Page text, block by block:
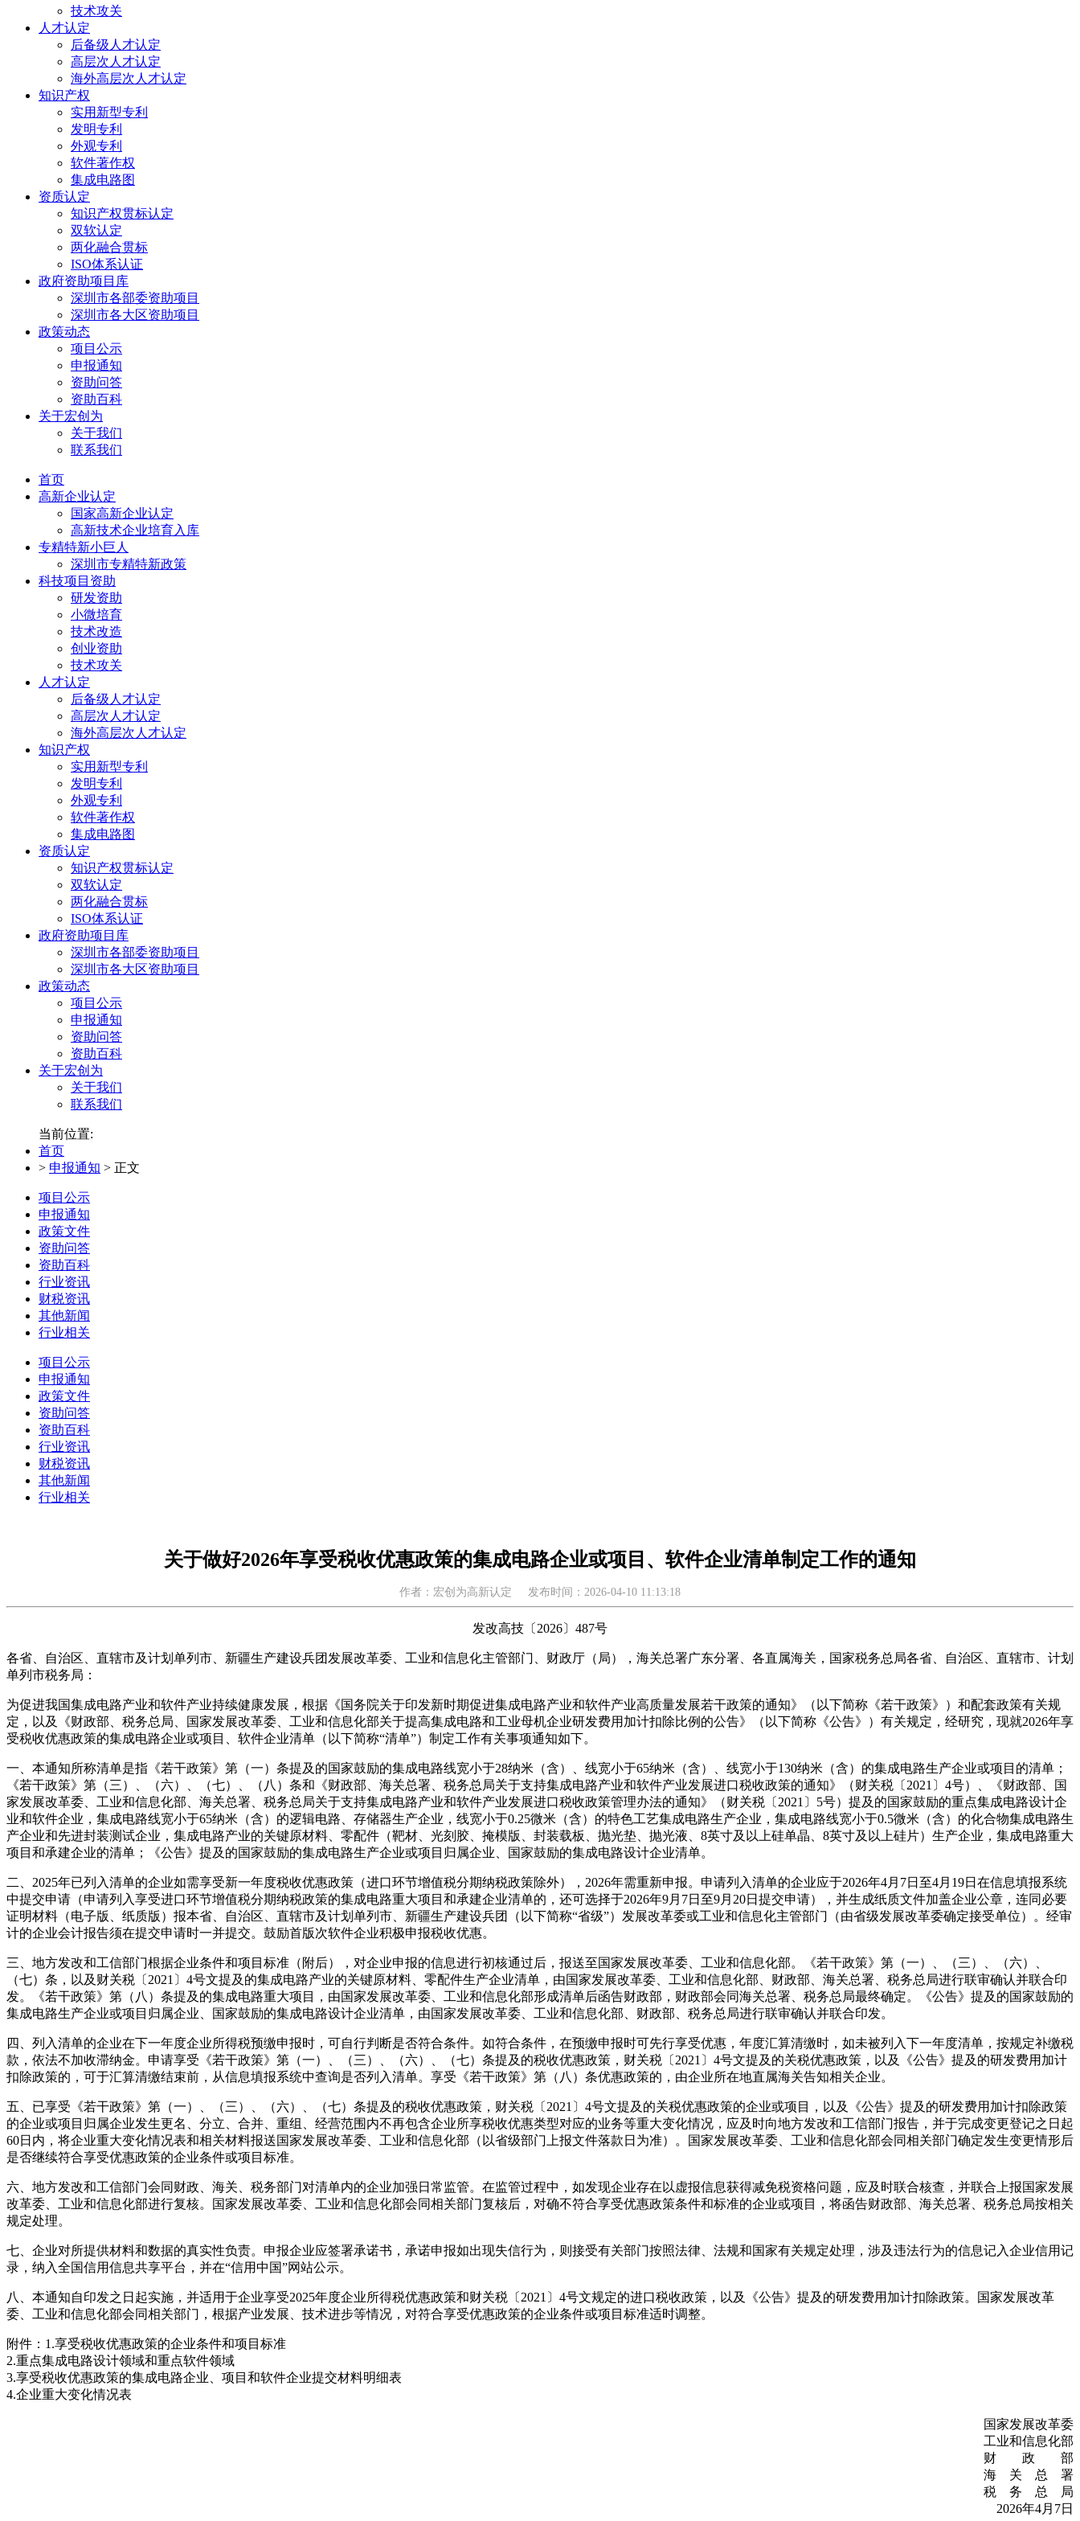
技术攻关
人才认定
后备级人才认定
高层次人才认定
海外高层次人才认定
知识产权
实用新型专利
发明专利
外观专利
软件著作权
集成电路图
资质认定
知识产权贯标认定
双软认定
两化融合贯标
ISO体系认证
政府资助项目库
深圳市各部委资助项目
深圳市各大区资助项目
政策动态
项目公示
申报通知
资助问答
资助百科
关于宏创为
关于我们
联系我们
首页
高新企业认定
国家高新企业认定
高新技术企业培育入库
专精特新小巨人
深圳市专精特新政策
科技项目资助
研发资助
小微培育
技术改造
创业资助
技术攻关
人才认定
后备级人才认定
高层次人才认定
海外高层次人才认定
知识产权
实用新型专利
发明专利
外观专利
软件著作权
集成电路图
资质认定
知识产权贯标认定
双软认定
两化融合贯标
ISO体系认证
政府资助项目库
深圳市各部委资助项目
深圳市各大区资助项目
政策动态
项目公示
申报通知
资助问答
资助百科
关于宏创为
关于我们
联系我们
当前位置:
首页
> 申报通知 > 正文
项目公示
申报通知
政策文件
资助问答
资助百科
行业资讯
财税资讯
其他新闻
行业相关
项目公示
申报通知
政策文件
资助问答
资助百科
行业资讯
财税资讯
其他新闻
行业相关
关于做好2026年享受税收优惠政策的集成电路企业或项目、软件企业清单制定工作的通知
作者：宏创为高新认定 发布时间：2026-04-10 11:13:18
发改高技〔2026〕487号
各省、自治区、直辖市及计划单列市、新疆生产建设兵团发展改革委、工业和信息化主管部门、财政厅（局），海关总署广东分署、各直属海关，国家税务总局各省、自治区、直辖市、计划
单列市税务局：
为促进我国集成电路产业和软件产业持续健康发展，根据《国务院关于印发新时期促进集成电路产业和软件产业高质量发展若干政策的通知》（以下简称《若干政策》）和配套政策有关规
定，以及《财政部、税务总局、国家发展改革委、工业和信息化部关于提高集成电路和工业母机企业研发费用加计扣除比例的公告》（以下简称《公告》）有关规定，经研究，现就2026年享
受税收优惠政策的集成电路企业或项目、软件企业清单（以下简称“清单”）制定工作有关事项通知如下。
一、本通知所称清单是指《若干政策》第（一）条提及的国家鼓励的集成电路线宽小于28纳米（含）、线宽小于65纳米（含）、线宽小于130纳米（含）的集成电路生产企业或项目的清单；
《若干政策》第（三）、（六）、（七）、（八）条和《财政部、海关总署、税务总局关于支持集成电路产业和软件产业发展进口税收政策的通知》（财关税〔2021〕4号）、《财政部、国
家发展改革委、工业和信息化部、海关总署、税务总局关于支持集成电路产业和软件产业发展进口税收政策管理办法的通知》（财关税〔2021〕5号）提及的国家鼓励的重点集成电路设计企
业和软件企业，集成电路线宽小于65纳米（含）的逻辑电路、存储器生产企业，线宽小于0.25微米（含）的特色工艺集成电路生产企业，集成电路线宽小于0.5微米（含）的化合物集成电路生
产企业和先进封装测试企业，集成电路产业的关键原材料、零配件（靶材、光刻胶、掩模版、封装载板、抛光垫、抛光液、8英寸及以上硅单晶、8英寸及以上硅片）生产企业，集成电路重大
项目和承建企业的清单；《公告》提及的国家鼓励的集成电路生产企业或项目归属企业、国家鼓励的集成电路设计企业清单。
二、2025年已列入清单的企业如需享受新一年度税收优惠政策（进口环节增值税分期纳税政策除外），2026年需重新申报。申请列入清单的企业应于2026年4月7日至4月19日在信息填报系统
中提交申请（申请列入享受进口环节增值税分期纳税政策的集成电路重大项目和承建企业清单的，还可选择于2026年9月7日至9月20日提交申请），并生成纸质文件加盖企业公章，连同必要
证明材料（电子版、纸质版）报本省、自治区、直辖市及计划单列市、新疆生产建设兵团（以下简称“省级”）发展改革委或工业和信息化主管部门（由省级发展改革委确定接受单位）。经审
计的企业会计报告须在提交申请时一并提交。鼓励首版次软件企业积极申报税收优惠。
三、地方发改和工信部门根据企业条件和项目标准（附后），对企业申报的信息进行初核通过后，报送至国家发展改革委、工业和信息化部。《若干政策》第（一）、（三）、（六）、
（七）条，以及财关税〔2021〕4号文提及的集成电路产业的关键原材料、零配件生产企业清单，由国家发展改革委、工业和信息化部、财政部、海关总署、税务总局进行联审确认并联合印
发。《若干政策》第（八）条提及的集成电路重大项目，由国家发展改革委、工业和信息化部形成清单后函告财政部，财政部会同海关总署、税务总局最终确定。《公告》提及的国家鼓励的
集成电路生产企业或项目归属企业、国家鼓励的集成电路设计企业清单，由国家发展改革委、工业和信息化部、财政部、税务总局进行联审确认并联合印发。
四、列入清单的企业在下一年度企业所得税预缴申报时，可自行判断是否符合条件。如符合条件，在预缴申报时可先行享受优惠，年度汇算清缴时，如未被列入下一年度清单，按规定补缴税
款，依法不加收滞纳金。申请享受《若干政策》第（一）、（三）、（六）、（七）条提及的税收优惠政策，财关税〔2021〕4号文提及的关税优惠政策，以及《公告》提及的研发费用加计
扣除政策的，可于汇算清缴结束前，从信息填报系统中查询是否列入清单。享受《若干政策》第（八）条优惠政策的，由企业所在地直属海关告知相关企业。
五、已享受《若干政策》第（一）、（三）、（六）、（七）条提及的税收优惠政策，财关税〔2021〕4号文提及的关税优惠政策的企业或项目，以及《公告》提及的研发费用加计扣除政策
的企业或项目归属企业发生更名、分立、合并、重组、经营范围内不再包含企业所享税收优惠类型对应的业务等重大变化情况，应及时向地方发改和工信部门报告，并于完成变更登记之日起
60日内，将企业重大变化情况表和相关材料报送国家发展改革委、工业和信息化部（以省级部门上报文件落款日为准）。国家发展改革委、工业和信息化部会同相关部门确定发生变更情形后
是否继续符合享受优惠政策的企业条件或项目标准。
六、地方发改和工信部门会同财政、海关、税务部门对清单内的企业加强日常监管。在监管过程中，如发现企业存在以虚报信息获得减免税资格问题，应及时联合核查，并联合上报国家发展
改革委、工业和信息化部进行复核。国家发展改革委、工业和信息化部会同相关部门复核后，对确不符合享受优惠政策条件和标准的企业或项目，将函告财政部、海关总署、税务总局按相关
规定处理。
七、企业对所提供材料和数据的真实性负责。申报企业应签署承诺书，承诺申报如出现失信行为，则接受有关部门按照法律、法规和国家有关规定处理，涉及违法行为的信息记入企业信用记
录，纳入全国信用信息共享平台，并在“信用中国”网站公示。
八、本通知自印发之日起实施，并适用于企业享受2025年度企业所得税优惠政策和财关税〔2021〕4号文规定的进口税收政策，以及《公告》提及的研发费用加计扣除政策。国家发展改革
委、工业和信息化部会同相关部门，根据产业发展、技术进步等情况，对符合享受优惠政策的企业条件或项目标准适时调整。
附件：1.享受税收优惠政策的企业条件和项目标准
2.重点集成电路设计领域和重点软件领域
3.享受税收优惠政策的集成电路企业、项目和软件企业提交材料明细表
4.企业重大变化情况表
国家发展改革委
工业和信息化部
财 政 部
海 关 总 署
税 务 总 局
2026年4月7日